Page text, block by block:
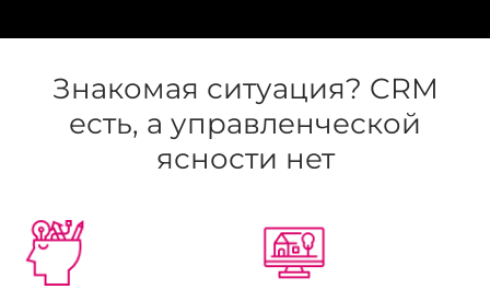
Знакомая ситуация? CRM
есть, а управленческой
ясности нет